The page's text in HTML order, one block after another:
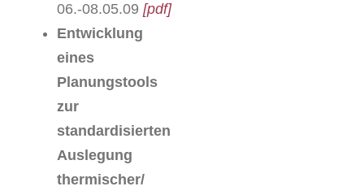
06.-08.05.09 [pdf]
Entwicklung
eines
Planungstools
zur
standardisierten
Auslegung
thermischer/